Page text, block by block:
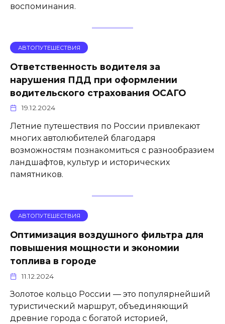
воспоминания.
АВТОПУТЕШЕСТВИЯ
Ответственность водителя за
нарушения ПДД при оформлении
водительского страхования ОСАГО
19.12.2024
Летние путешествия по России привлекают
многих автолюбителей благодаря
возможностям познакомиться с разнообразием
ландшафтов, культур и исторических
памятников.
АВТОПУТЕШЕСТВИЯ
Оптимизация воздушного фильтра для
повышения мощности и экономии
топлива в городе
11.12.2024
Золотое кольцо России — это популярнейший
туристический маршрут, объединяющий
древние города с богатой историей,